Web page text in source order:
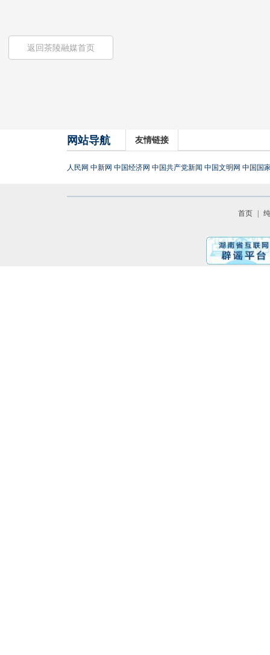
返回茶陵融媒首页
网站导航 友情链接
人民网 中新网 中国经济网 中国共产党新闻 中国文明网 中国国
首页 |